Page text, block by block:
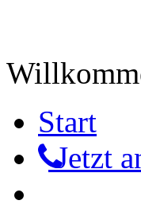
Start
Jetzt